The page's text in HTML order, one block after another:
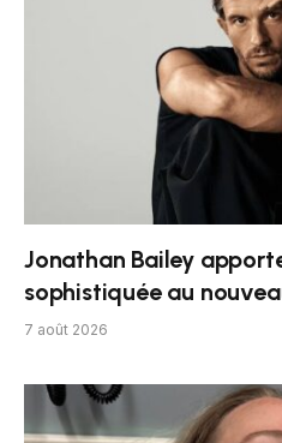
Jonathan Bailey
sophistiquée au
7 août 2026